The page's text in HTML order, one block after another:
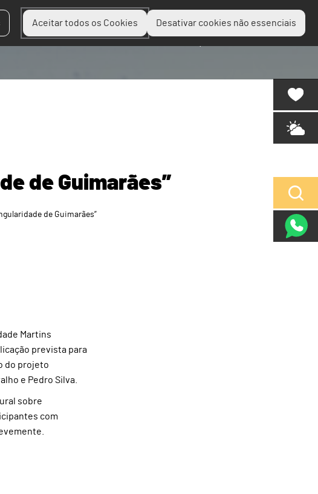
Aceitar todos os Cookies Desativar cookies não essenciais
Planear Descobrir
de Guimarães”
de Guimarães”
Martins
prevista para
do projeto
e Pedro Silva.
sobre
com